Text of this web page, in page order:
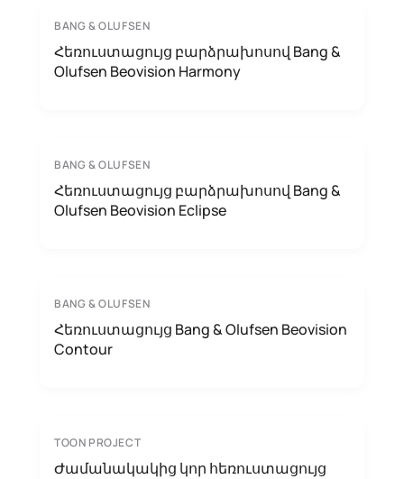
BANG & OLUFSEN
Հեռուստացույց բարձրախոսով Bang &
Olufsen Beovision Harmony
BANG & OLUFSEN
Հեռուստացույց բարձրախոսով Bang &
Olufsen Beovision Eclipse
BANG & OLUFSEN
Հեռուստացույց Bang & Olufsen Beovision
Contour
TOON PROJECT
Ժամանակակից կոր հեռուստացույց